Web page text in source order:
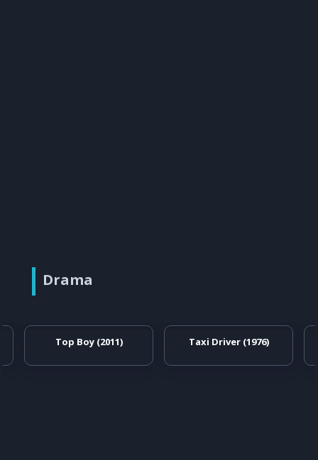
Drama
Top Boy (2011) Taxi Driver (1976)